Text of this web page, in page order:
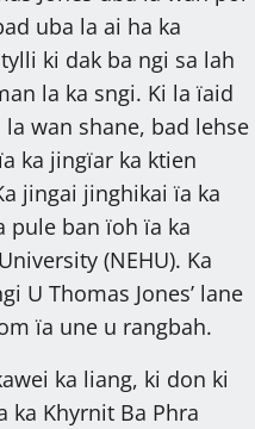
uba la ai ha ka
ki dak ba ngi sa lah
la ka sngi. Ki la ïaid
wan shane, bad lehse
ka jingïar ka ktien
jingai jinghikai ïa ka
pule ban ïoh ïa ka
(NEHU). Ka
U Thomas Jones’ lane
ïa une u rangbah.
ka liang, ki don ki
ka Khyrnit Ba Phra